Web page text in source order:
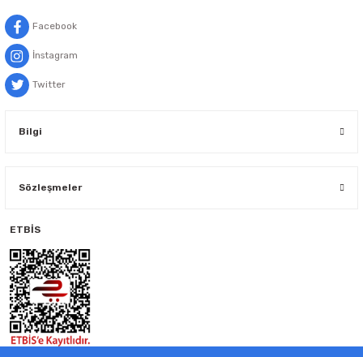
Facebook
İnstagram
Twitter
Bilgi
Sözleşmeler
ETBİS